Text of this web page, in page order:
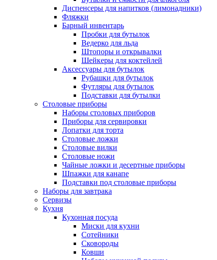
Диспенсеры для напитков (лимонадники)
Фляжки
Барный инвентарь
Пробки для бутылок
Ведерко для льда
Штопоры и открывалки
Шейкеры для коктейлей
Аксессуары для бутылок
Рубашки для бутылок
Футляры для бутылок
Подставки для бутылки
Столовые приборы
Наборы столовых приборов
Приборы для сервировки
Лопатки для торта
Столовые ложки
Столовые вилки
Столовые ножи
Чайные ложки и десертные приборы
Шпажки для канапе
Подставки под столовые приборы
Наборы для завтрака
Сервизы
Кухня
Кухонная посуда
Миски для кухни
Сотейники
Сковороды
Ковши